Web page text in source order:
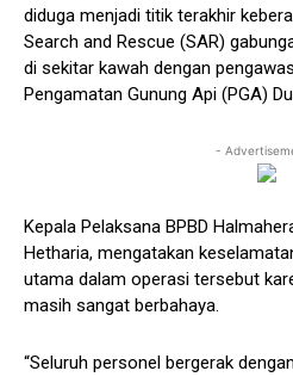
diduga menjadi titik terakhir
Search and Rescue (SAR)
di sekitar kawah dengan
Pengamatan Gunung Api (PGA)
-
Kepala Pelaksana BPBD
Hetharia, mengatakan
utama dalam operasi tersebut
masih sangat berbahaya.
“Seluruh personel bergerak